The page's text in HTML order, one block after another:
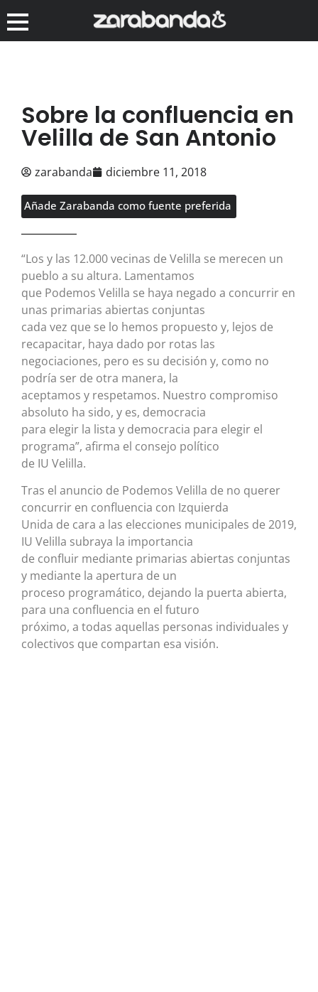
Sobre la confluencia en
Velilla de San Antonio
zarabanda diciembre 11, 2018
Añade Zarabanda como fuente preferida
“Los y las 12.000 vecinas de Velilla se merecen un
pueblo a su altura. Lamentamos
que Podemos Velilla se haya negado a concurrir en
unas primarias abiertas conjuntas
cada vez que se lo hemos propuesto y, lejos de
recapacitar, haya dado por rotas las
negociaciones, pero es su decisión y, como no
podría ser de otra manera, la
aceptamos y respetamos. Nuestro compromiso
absoluto ha sido, y es, democracia
para elegir la lista y democracia para elegir el
programa”, afirma el consejo político
de IU Velilla.
Tras el anuncio de Podemos Velilla de no querer
concurrir en confluencia con Izquierda
Unida de cara a las elecciones municipales de 2019,
IU Velilla subraya la importancia
de confluir mediante primarias abiertas conjuntas
y mediante la apertura de un
proceso programático, dejando la puerta abierta,
para una confluencia en el futuro
próximo, a todas aquellas personas individuales y
colectivos que compartan esa visión.